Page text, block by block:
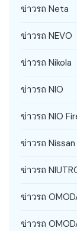
ข่าวรถ Neta
ข่าวรถ NEVO
ข่าวรถ Nikola
ข่าวรถ NIO
ข่าวรถ NIO
ข่าวรถ Nissan
ข่าวรถ
ข่าวรถ
ข่าวรถ